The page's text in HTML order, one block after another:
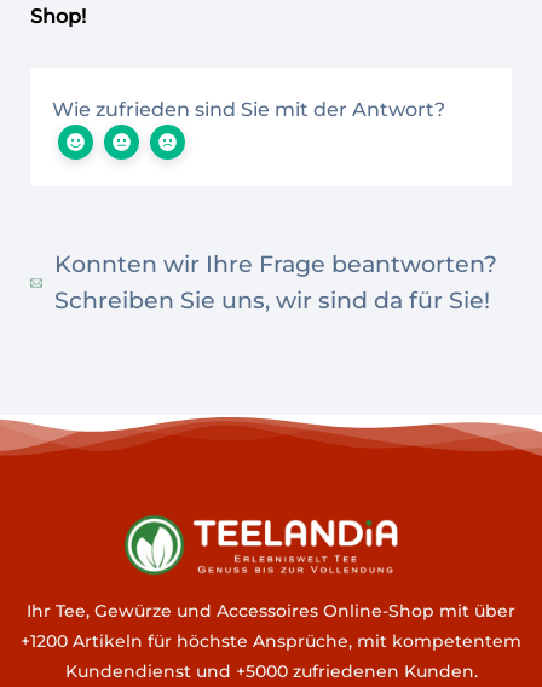
Shop!
Wie zufrieden sind Sie mit der Antwort?
Konnten wir Ihre Frage beantworten?
Schreiben Sie uns, wir sind da für Sie!
Ihr Tee, Gewürze und Accessoires Online-Shop mit über
+1200 Artikeln für höchste Ansprüche, mit kompetentem
Kundendienst und +5000 zufriedenen Kunden.